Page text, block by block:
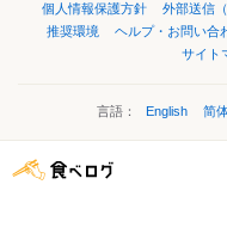
個人情報保護方針
外部送信
推奨環境
ヘルプ・お問い合
サイト
言語： English 简